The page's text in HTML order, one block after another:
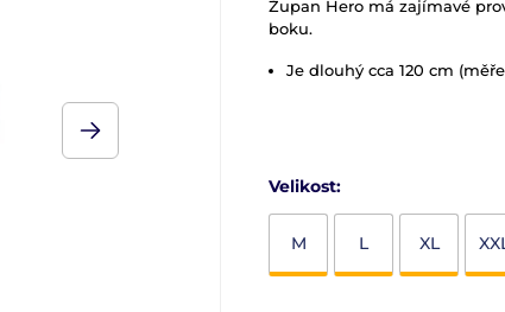
Župan Hero má zajímavé
boku.
Je dlouhý cca 120 cm
Velikost:
M L XL